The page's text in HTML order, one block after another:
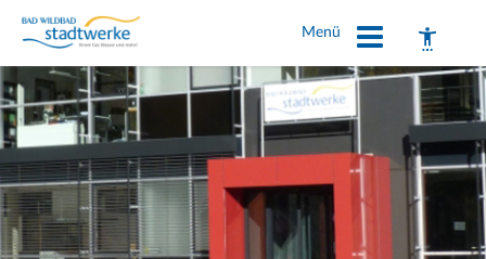
Menü
Schrift vergrößern